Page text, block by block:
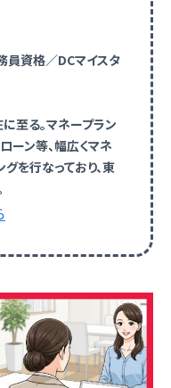
員資格／DCマイスタ
至る。マネープラン
ーン等、幅広くマネ
を行なっており、東